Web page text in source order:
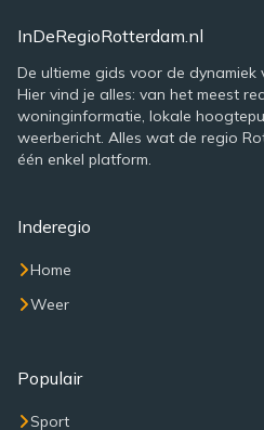
InDeRegioRotterdam.nl
De ultieme gids voor de
Hier vind je alles: van het meest
woninginformatie, lokale
weerbericht. Alles wat de regio
één enkel platform.
Inderegio
Home
Weer
Populair
Sport